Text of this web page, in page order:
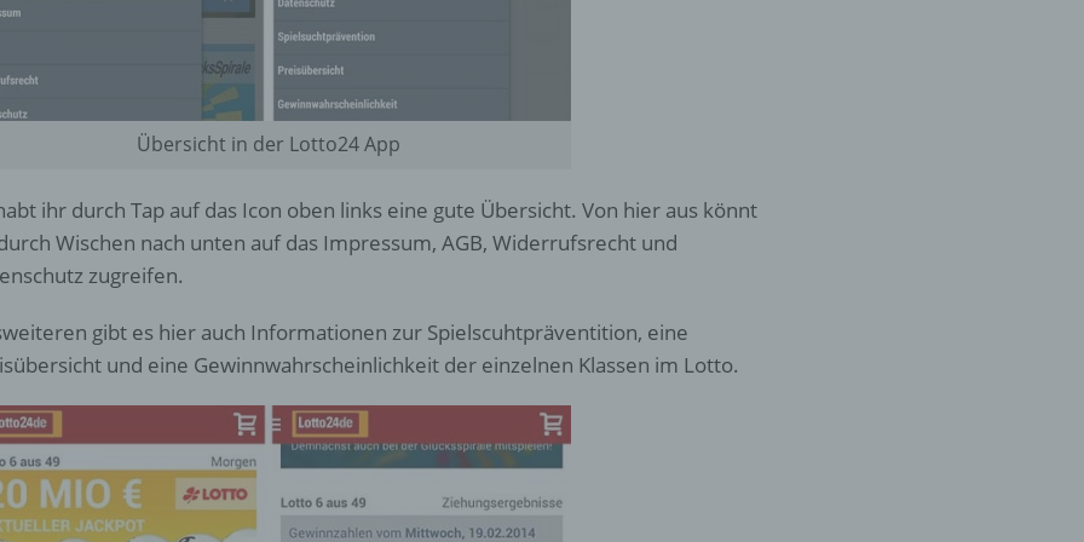
Übersicht in der Lotto24 App
ihr durch Tap auf das Icon oben links eine gute Übersicht. Von hier aus könnt
Wischen nach unten auf das Impressum, AGB, Widerrufsrecht und
zugreifen.
gibt es hier auch Informationen zur Spielscuhtpräventition, eine
und eine Gewinnwahrscheinlichkeit der einzelnen Klassen im Lotto.
Einschränkung der Verarbeitung ist die Markierung gespeicherter
personenbezogener Daten mit dem Ziel, ihre künftige Verarbeitung
einzuschränken.
Profiling ist jede Art der automatisierten Verarbeitung
personenbezogener Daten, die darin besteht, dass diese
persönliche Aspekte, die sich auf eine natürliche Person beziehen,
zu bewerten, insbesondere, um Aspekte bezüglich Arbeitsleistung,
wirtschaftlicher Lage, Gesundheit, persönlicher Vorlieben, Interessen,
natürlichen Person zu analysieren oder vorherzusagen.
f) Pseudonymisierung